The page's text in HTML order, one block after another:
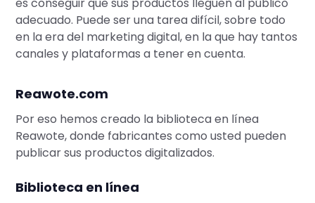
adecuado. Puede ser una tarea difícil, sobre todo
en la era del marketing digital, en la que hay tantos
canales y plataformas a tener en cuenta.
Reawote.com
Por eso hemos creado la biblioteca en línea
Reawote, donde fabricantes como usted pueden
publicar sus productos digitalizados.
Biblioteca en línea